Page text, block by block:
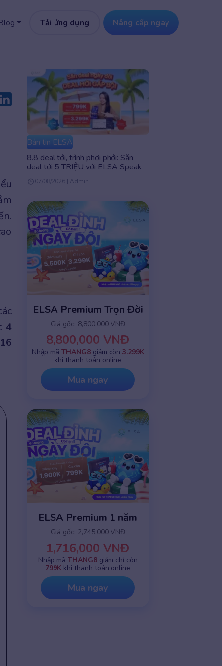
Blog Tải ứng dụng Nâng cấp ngay
4
16
Bản tin ELSA
8.8 deal tới, trình phơi phới: Săn
deal tới 5 TRIỆU với ELSA Speak
07/08/2026 | Admin
ELSA Premium Trọn Đời
Giá gốc: 8,800,000 VNĐ
8,800,000 VNĐ
Nhập mã THANG8giảm còn 3.299K
khi thanh toán online
Mua ngay
ELSA Premium 1 năm
Giá gốc: 2,745,000 VNĐ
1,716,000 VNĐ
Nhập mã THANG8giảm chỉ còn
799K khi thanh toán online
Mua ngay